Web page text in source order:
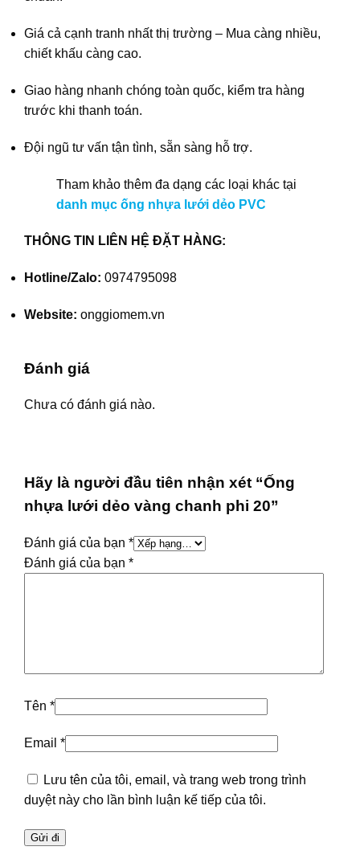
Giá cả cạnh tranh nhất thị trường – Mua càng nhiều,
chiết khấu càng cao.
Giao hàng nhanh chóng toàn quốc, kiểm tra hàng
trước khi thanh toán.
Đội ngũ tư vấn tận tình, sẵn sàng hỗ trợ.
Tham khảo thêm đa dạng các loại khác tại
danh mục ống nhựa lưới dẻo PVC
THÔNG TIN LIÊN HỆ ĐẶT HÀNG:
Hotline/Zalo: 0974795098
Website: onggiomem.vn
Đánh giá
Chưa có đánh giá nào.
Hãy là người đầu tiên nhận xét “Ống
nhựa lưới dẻo vàng chanh phi 20”
Đánh giá của bạn *
Đánh giá của bạn *
Tên *
Email *
Lưu tên của tôi, email, và trang web trong trình
duyệt này cho lần bình luận kế tiếp của tôi.